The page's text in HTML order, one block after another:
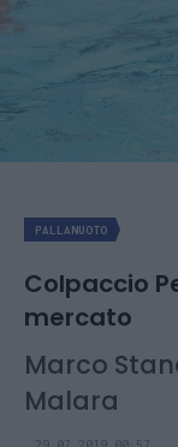
PALLANUOTO
Colpaccio
mercato
Marco
Malara